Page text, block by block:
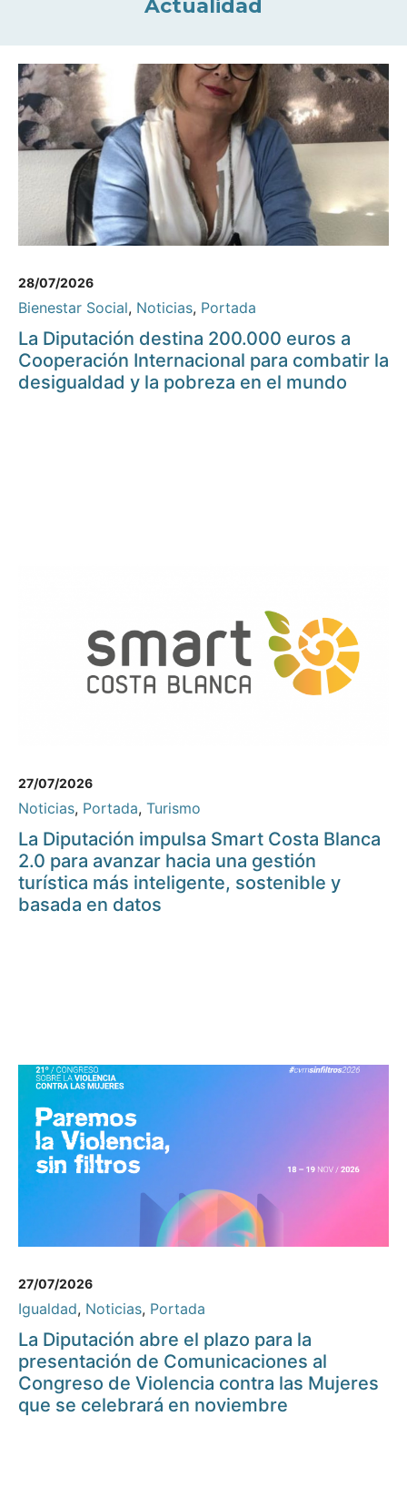
Actualidad
28/07/2026
Bienestar Social, Noticias, Portada
La Diputación destina 200.000 euros a
Cooperación Internacional para combatir la
desigualdad y la pobreza en el mundo
27/07/2026
Noticias, Portada, Turismo
La Diputación impulsa Smart Costa Blanca
2.0 para avanzar hacia una gestión
turística más inteligente, sostenible y
basada en datos
27/07/2026
Igualdad, Noticias, Portada
La Diputación abre el plazo para la
presentación de Comunicaciones al
Congreso de Violencia contra las Mujeres
que se celebrará en noviembre